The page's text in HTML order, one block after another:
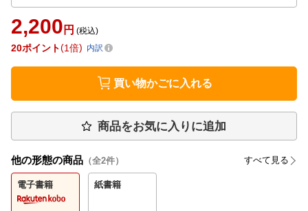
2,200 円 (税込)
20ポイント 1倍 内訳
買い物かごに入れる
商品をお気に入りに追加
他の形態の商品 （全2件） すべて見る
電子書籍 紙書籍